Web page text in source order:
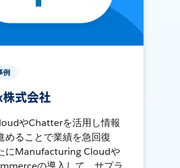
例
式会社
やChatterを活用し情報
めることで業績を急回復
にManufacturing Cloudや